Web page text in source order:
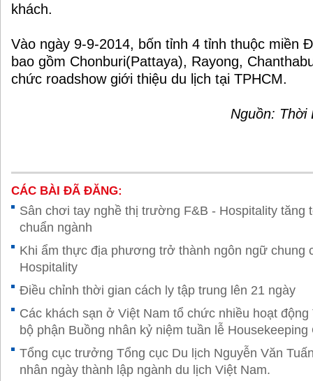
khách.
Vào ngày 9-9-2014, bốn tỉnh 4 tỉnh thuộc miền
bao gồm Chonburi(Pattaya), Rayong,
chức roadshow giới thiệu du lịch tại TPHCM.
Nguồn: Thời
CÁC BÀI ĐÃ ĐĂNG:
Sân chơi tay nghề thị trường F&B - Hospitality tăng
chuẩn ngành
Khi ẩm thực địa phương trở thành ngôn ngữ chung
Hospitality
Điều chỉnh thời gian cách ly tập trung lên 21 ngày
Các khách sạn ở Việt Nam tổ chức nhiều hoạt
bộ phận Buồng nhân kỷ niệm tuần lễ Housekeeping
Tổng cục trưởng Tổng cục Du lịch Nguyễn Văn
nhân ngày thành lập ngành du lịch Việt Nam.